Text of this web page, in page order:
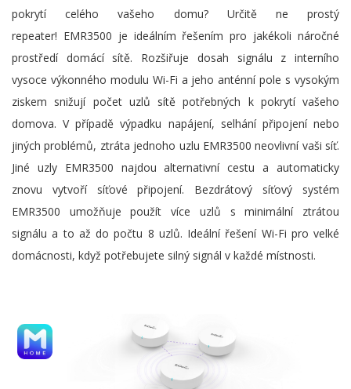
pokrytí celého vašeho domu? Určitě ne prostý
repeater! EMR3500 je ideálním řešením pro jakékoli náročné
prostředí domácí sítě. Rozšiřuje dosah signálu z interního
vysoce výkonného modulu Wi-Fi a jeho anténní pole s vysokým
ziskem snižují počet uzlů sítě potřebných k pokrytí vašeho
domova. V případě výpadku napájení, selhání připojení nebo
jiných problémů, ztráta jednoho uzlu EMR3500 neovlivní vaši síť.
Jiné uzly EMR3500 najdou alternativní cestu a automaticky
znovu vytvoří síťové připojení. Bezdrátový síťový systém
EMR3500 umožňuje použít více uzlů s minimální ztrátou
signálu a to až do počtu 8 uzlů. Ideální řešení Wi-Fi pro velké
domácnosti, když potřebujete silný signál v každé místnosti.